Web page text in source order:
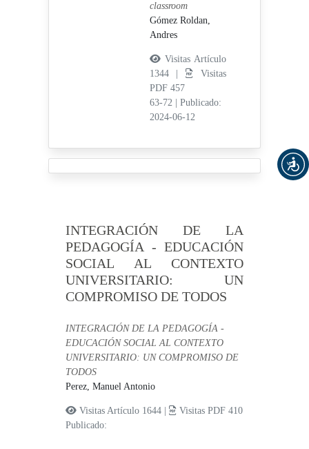
classroom
Gómez Roldan,
Andres
Visitas Artículo
1344 |
Visitas
PDF 457
63-72
Publicado:
2024-06-12
INTEGRACIÓN DE LA
PEDAGOGÍA - EDUCACIÓN
SOCIAL AL CONTEXTO
UNIVERSITARIO: UN
COMPROMISO DE TODOS
INTEGRACIÓN DE LA PEDAGOGÍA -
EDUCACIÓN SOCIAL AL CONTEXTO
UNIVERSITARIO: UN COMPROMISO DE
TODOS
Perez, Manuel Antonio
Visitas Artículo 1644 |
Visitas PDF 410
Publicado: